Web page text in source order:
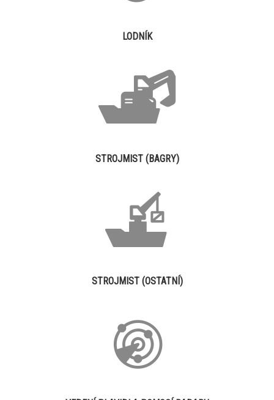
LODNÍK
STROJMIST (BAGRY)
STROJMIST (OSTATNÍ)